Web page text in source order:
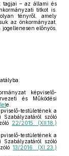
tagjai – az állami és
titkot is.
tényről, amely
az önkormányzat,
előnyös,
képviselő-
és Működési
e.
testületének a
szóló
22/2015. (XII.18.)
testületének a
szóló
13/2016. (XI.23.)